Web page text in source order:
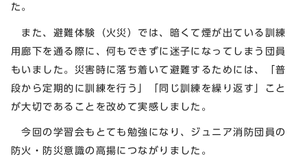
た。
また、避難体験（火災）では、暗くて煙が出ている訓練
用廊下を通る際に、何もできずに迷子になってしまう団員
もいました。災害時に落ち着いて避難するためには、「普
段から定期的に訓練を行う」「同じ訓練を繰り返す」こと
が大切であることを改めて実感しました。
今回の学習会もとても勉強になり、ジュニア消防団員の
防火・防災意識の高揚につながりました。